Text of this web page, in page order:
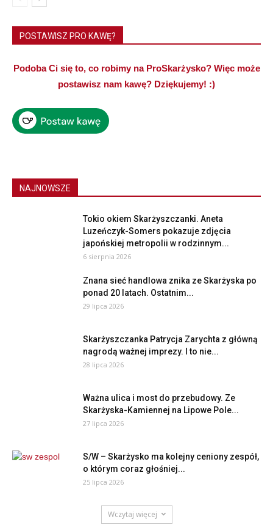
POSTAWISZ PRO KAWĘ?
Podoba Ci się to, co robimy na ProSkarżysko? Więc może
postawisz nam kawę? Dziękujemy! :)
NAJNOWSZE
Tokio okiem Skarżyszczanki. Aneta
Luzeńczyk-Somers pokazuje zdjęcia
japońskiej metropolii w rodzinnym...
6 sierpnia 2026
Znana sieć handlowa znika ze Skarżyska po
ponad 20 latach. Ostatnim...
29 lipca 2026
Skarżyszczanka Patrycja Zarychta z główną
nagrodą ważnej imprezy. I to nie...
28 lipca 2026
Ważna ulica i most do przebudowy. Ze
Skarżyska-Kamiennej na Lipowe Pole...
27 lipca 2026
S/W – Skarżysko ma kolejny ceniony zespół,
o którym coraz głośniej...
25 lipca 2026
Wczytaj więcej